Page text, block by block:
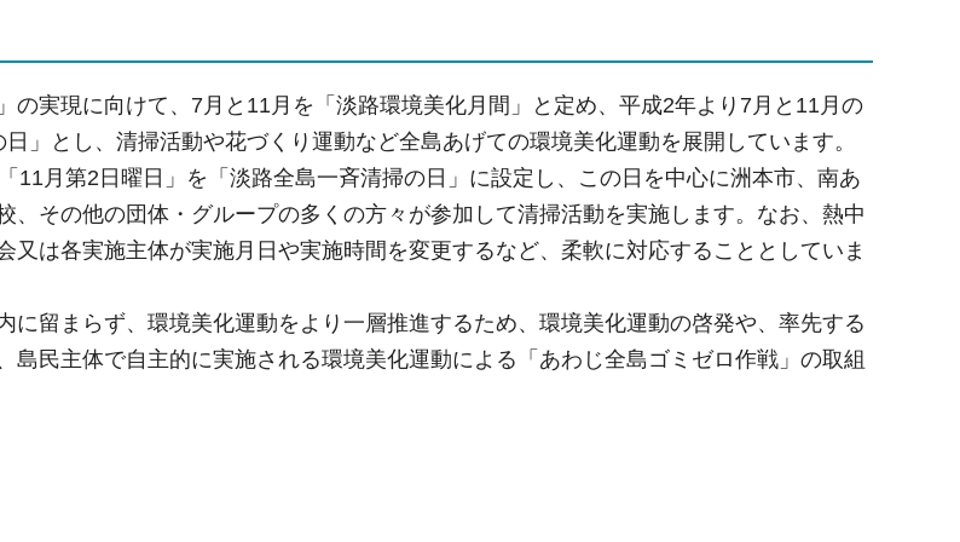
の実現に向けて、7月と11月を「淡路環境美化月間」と定め、平成2年より7月と11月の
」とし、清掃活動や花づくり運動など全島あげての環境美化運動を展開しています。
11月第2日曜日」を「淡路全島一斉清掃の日」に設定し、この日を中心に洲本市、南あ
、その他の団体・グループの多くの方々が参加して清掃活動を実施します。なお、熱中
又は各実施主体が実施月日や実施時間を変更するなど、柔軟に対応することとしていま
に留まらず、環境美化運動をより一層推進するため、環境美化運動の啓発や、率先する
島民主体で自主的に実施される環境美化運動による「あわじ全島ゴミゼロ作戦」の取組